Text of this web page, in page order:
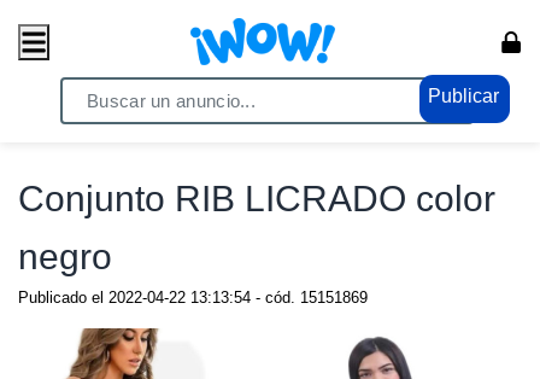
Publicar
/ Moda / Ropa y Calzado
Conjunto RIB LICRADO color
negro
Publicado el 2022-04-22 13:13:54 - cód. 15151869